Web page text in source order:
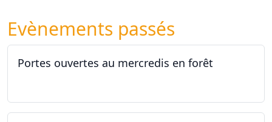
Evènements passés
Portes ouvertes au mercredis en forêt